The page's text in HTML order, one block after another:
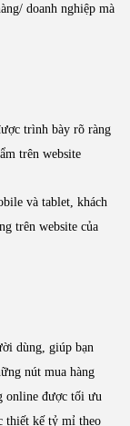
doanh nghiệp mà
trình bày rõ ràng
trên website
và tablet, khách
trên website của
dùng, giúp bạn
nút mua hàng
online được tối ưu
thiết kế tỷ mỉ theo